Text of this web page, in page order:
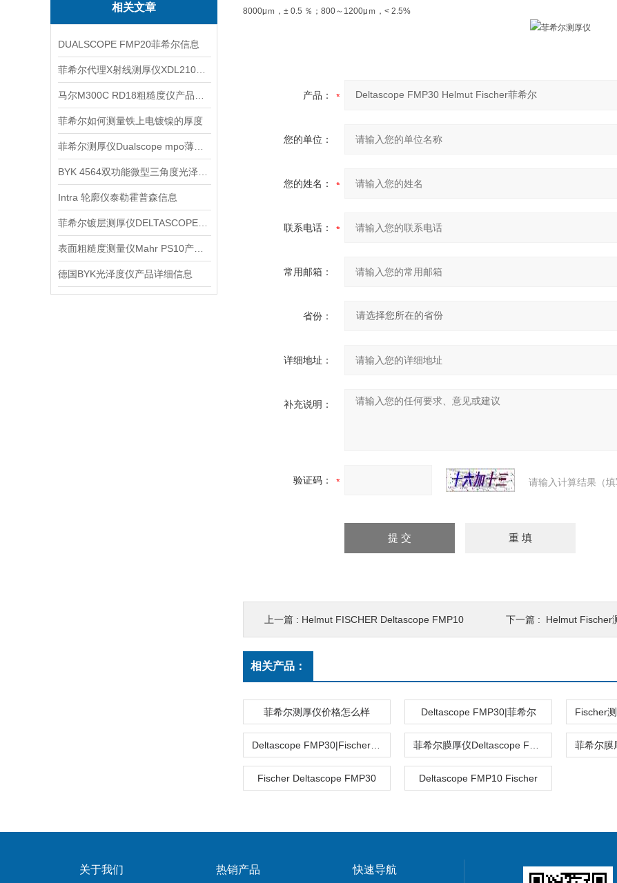
相关文章
DUALSCOPE FMP20菲希尔信息
菲希尔如何测量铁上电镀镍的厚度
Intra 轮廓仪泰勒霍普森信息
德国BYK光泽度仪产品详细信息
8000μｍ，± 0.5 ％；800～1200μｍ，< 2.5%
产品：
您的单位：
您的姓名：
联系电话：
常用邮箱：
省份：
详细地址：
补充说明：
验证码： 请输入计算结果（
上一篇 : Helmut FISCHER Deltascope FMP10 下一篇 : Helmut Fischer
相关产品：
菲希尔测厚仪价格怎么样 Deltascope FMP30|菲希尔
Fischer Deltascope FMP30 Deltascope FMP10 Fischer
关于我们 热销产品 快速导航